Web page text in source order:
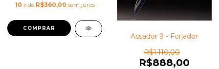
10 x de R$360,00 sem juros
Assador 9 - Forjador
R$1.110,00
R$888,00